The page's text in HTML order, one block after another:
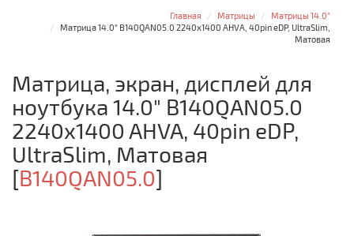
Главная Матрицы
Матрицы 14.0"
Матрица 14.0" B140QAN05.0 2240x1400 AHVA, 40pin eDP, UltraSlim,
Матовая
Матрица, экран, дисплей для
ноутбука 14.0" B140QAN05.0
2240x1400 AHVA, 40pin eDP,
UltraSlim, Матовая
[B140QAN05.0]